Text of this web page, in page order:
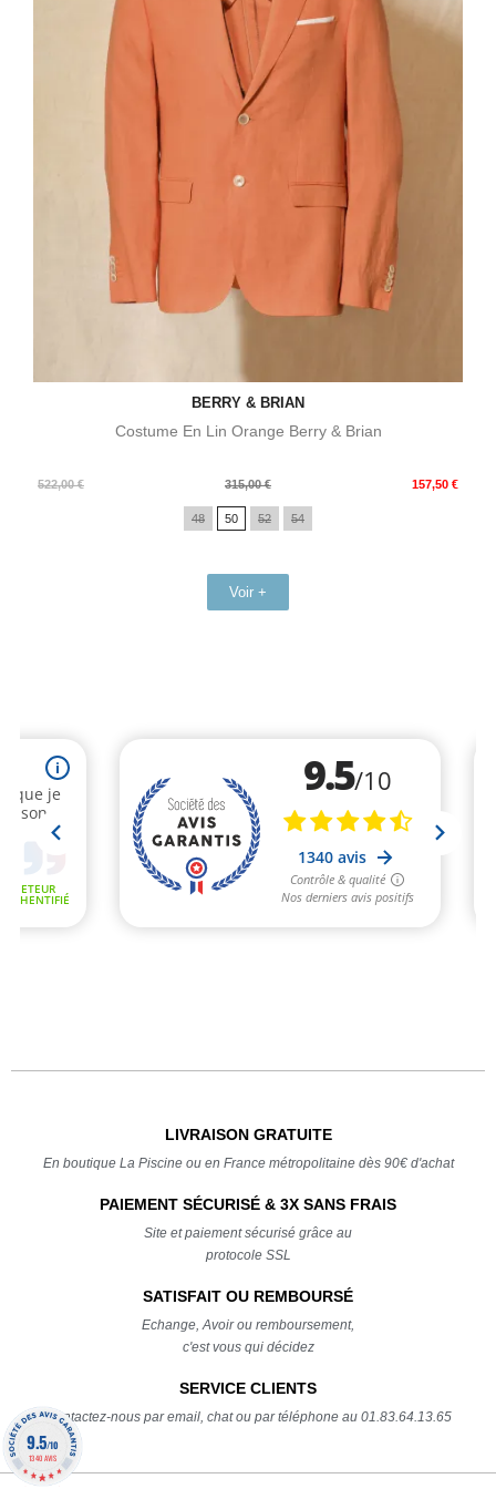
BERRY & BRIAN
Costume En Lin Orange Berry & Brian
522,00 €
Prix
315,00 € 157,50 €
Prix
48 50 52 54
Voir +
LIVRAISON GRATUITE
En boutique La Piscine ou en France métropolitaine dès 90€ d'achat
PAIEMENT SÉCURISÉ & 3X SANS FRAIS
Site et paiement sécurisé grâce au
protocole SSL
SATISFAIT OU REMBOURSÉ
Echange, Avoir ou remboursement,
c'est vous qui décidez
SERVICE CLIENTS
Contactez-nous par email, chat ou par téléphone au 01.83.64.13.65
9.5/10
1340 AVIS